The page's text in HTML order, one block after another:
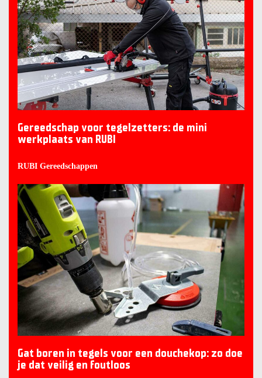
Gereedschap voor tegelzetters: de mini
werkplaats van RUBI
RUBI Gereedschappen
Gat boren in tegels voor een douchekop: zo doe
je dat veilig en foutloos